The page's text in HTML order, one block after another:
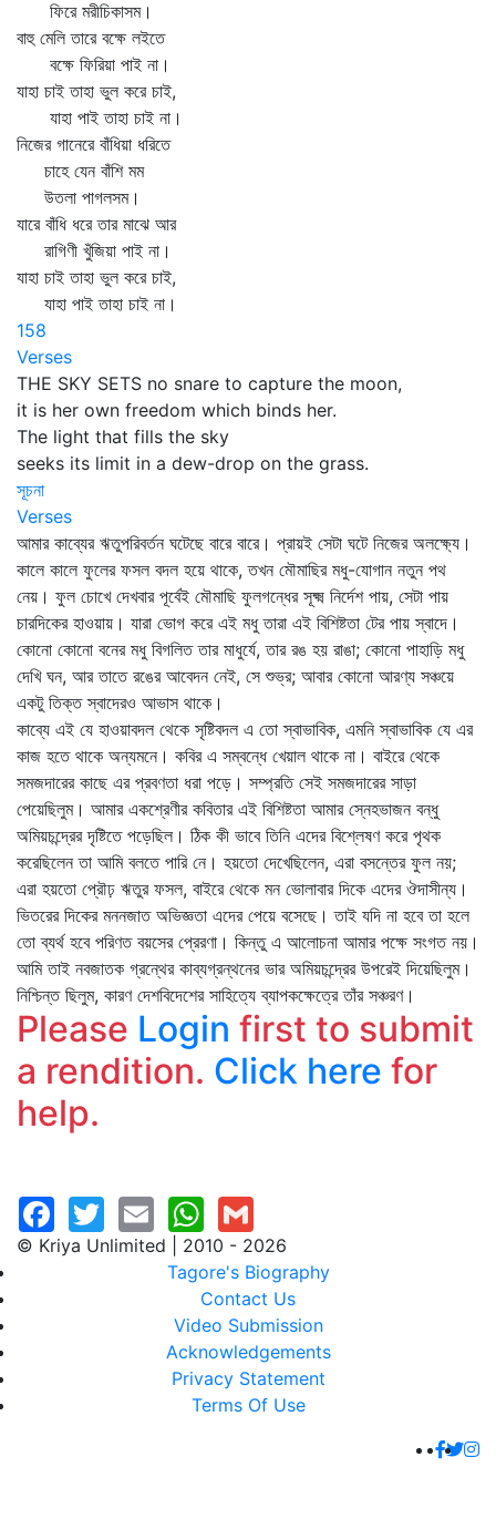
ফিরে মরীচিকাসম।
বাহু মেলি তারে বক্ষে লইতে
বক্ষে ফিরিয়া পাই না।
যাহা চাই তাহা ভুল করে চাই,
যাহা পাই তাহা চাই না।
নিজের গানেরে বাঁধিয়া ধরিতে
চাহে যেন বাঁশি মম
উতলা পাগলসম।
যারে বাঁধি ধরে তার মাঝে আর
রাগিণী খুঁজিয়া পাই না।
যাহা চাই তাহা ভুল করে চাই,
যাহা পাই তাহা চাই না।
158
Verses
THE SKY SETS no snare to capture the moon,
it is her own freedom which binds her.
The light that fills the sky
seeks its limit in a dew-drop on the grass.
সূচনা
Verses
আমার কাব্যের ঋতুপরিবর্তন ঘটেছে বারে বারে। প্রায়ই সেটা ঘটে নিজের অলক্ষ্যে।
কালে কালে ফুলের ফসল বদল হয়ে থাকে, তখন মৌমাছির মধু-যোগান নতুন পথ
নেয়। ফুল চোখে দেখবার পূর্বেই মৌমাছি ফুলগন্ধের সূক্ষ্ম নির্দেশ পায়, সেটা পায়
চারদিকের হাওয়ায়। যারা ভোগ করে এই মধু তারা এই বিশিষ্টতা টের পায় স্বাদে।
কোনো কোনো বনের মধু বিগলিত তার মাধুর্যে, তার রঙ হয় রাঙা; কোনো পাহাড়ি মধু
দেখি ঘন, আর তাতে রঙের আবেদন নেই, সে শুভ্র; আবার কোনো আরণ্য সঞ্চয়ে
একটু তিক্ত স্বাদেরও আভাস থাকে।
কাব্যে এই যে হাওয়াবদল থেকে সৃষ্টিবদল এ তো স্বাভাবিক, এমনি স্বাভাবিক যে এর
কাজ হতে থাকে অন্যমনে। কবির এ সম্বন্ধে খেয়াল থাকে না। বাইরে থেকে
সমজদারের কাছে এর প্রবণতা ধরা পড়ে। সম্প্রতি সেই সমজদারের সাড়া
পেয়েছিলুম। আমার একশ্রেণীর কবিতার এই বিশিষ্টতা আমার স্নেহভাজন বন্ধু
অমিয়চন্দ্রের দৃষ্টিতে পড়েছিল। ঠিক কী ভাবে তিনি এদের বিশ্লেষণ করে পৃথক
করেছিলেন তা আমি বলতে পারি নে। হয়তো দেখেছিলেন, এরা বসন্তের ফুল নয়;
এরা হয়তো প্রৌঢ় ঋতুর ফসল, বাইরে থেকে মন ভোলাবার দিকে এদের ঔদাসীন্য।
ভিতরের দিকের মননজাত অভিজ্ঞতা এদের পেয়ে বসেছে। তাই যদি না হবে তা হলে
তো ব্যর্থ হবে পরিণত বয়সের প্রেরণা। কিন্তু এ আলোচনা আমার পক্ষে সংগত নয়।
আমি তাই নবজাতক গ্রন্থের কাব্যগ্রন্থনের ভার অমিয়চন্দ্রের উপরেই দিয়েছিলুম।
নিশ্চিন্ত ছিলুম, কারণ দেশবিদেশের সাহিত্যে ব্যাপকক্ষেত্রে তাঁর সঞ্চরণ।
Please Login first to submit
a rendition. Click here for
help.
© Kriya Unlimited | 2010 - 2026
Tagore's Biography
Contact Us
Video Submission
Acknowledgements
Privacy Statement
Terms Of Use